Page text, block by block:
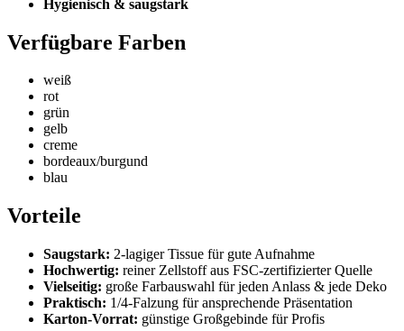
Hygienisch & saugstark
Verfügbare Farben
weiß
rot
grün
gelb
creme
bordeaux/burgund
blau
Vorteile
Saugstark: 2-lagiger Tissue für gute Aufnahme
Hochwertig: reiner Zellstoff aus FSC-zertifizierter Quelle
Vielseitig: große Farbauswahl für jeden Anlass & jede Deko
Praktisch: 1/4-Falzung für ansprechende Präsentation
Karton-Vorrat: günstige Großgebinde für Profis